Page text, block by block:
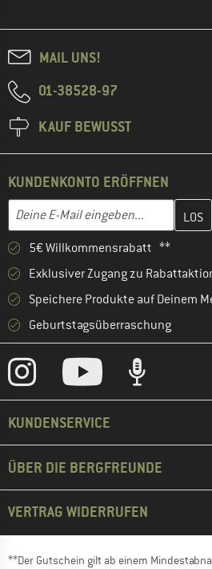
MAIL UNS!
01-38528-97
KAUF BEWUSST
KUNDENKONTO ERÖFFNEN
E-Mail-Adresse
Gib hier deine E-Mail-Adresse ein
5€ Willkommensrabatt **
Exklusiver Zugang zu
Speichere Produkte auf Deinem
Geburtstagsüberraschung
KUNDENSERVICE
ÜBER DIE BERGFREUNDE
VERTRAG WIDERRUFEN
**Der Gutschein gilt ab einem